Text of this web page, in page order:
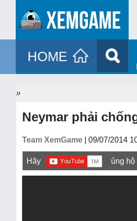
HOME
»
Neymar phải
Team XemGame | 09/07/2014
Hãy ủng